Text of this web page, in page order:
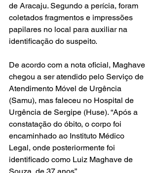
de Aracaju. Segundo a perícia, foram
coletados fragmentos e impressões
papilares no local para auxiliar na
identificação do suspeito.
De acordo com a nota oficial, Maghave
chegou a ser atendido pelo Serviço de
Atendimento Móvel de Urgência
(Samu), mas faleceu no Hospital de
Urgência de Sergipe (Huse). “Após a
constatação do óbito, o corpo foi
encaminhado ao Instituto Médico
Legal, onde posteriormente foi
identificado como Luiz Maghave de
Souza, de 37 anos”.